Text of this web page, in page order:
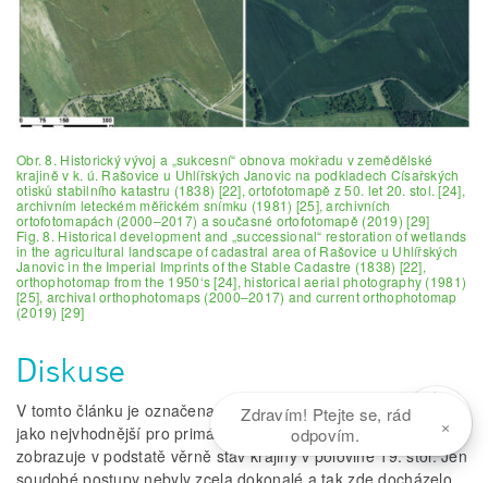
Obr. 8. Historický vývoj a „sukcesní“ obnova mokřadu v zemědělské
krajině v k. ú. Rašovice u Uhlířských Janovic na podkladech Císařských
otisků stabilního katastru (1838) [22], ortofotomapě z 50. let 20. stol. [24],
archivním leteckém měřickém snímku (1981) [25], archivních
ortofotomapách (2000–2017) a současné ortofotomapě (2019) [29]
Fig. 8. Historical development and „successional“ restoration of wetlands
in the agricultural landscape of cadastral area of Rašovice u Uhlířských
Janovic in the Imperial Imprints of the Stable Cadastre (1838) [22],
orthophotomap from the 1950‘s [24], historical aerial photography (1981)
[25], archival orthophotomaps (2000–2017) and current orthophotomap
(2019) [29]
Diskuse
V tomto článku je označena mapa II. vojenského mapování
jako nejvhodnější pro primární detekci mokřadů. Tato mapa
zobrazuje v podstatě věrně stav krajiny v polovině 19. stol. Jen
soudobé postupy nebyly zcela dokonalé a tak zde docházelo
Zdravím! Ptejte se, rád
odpovím.
×